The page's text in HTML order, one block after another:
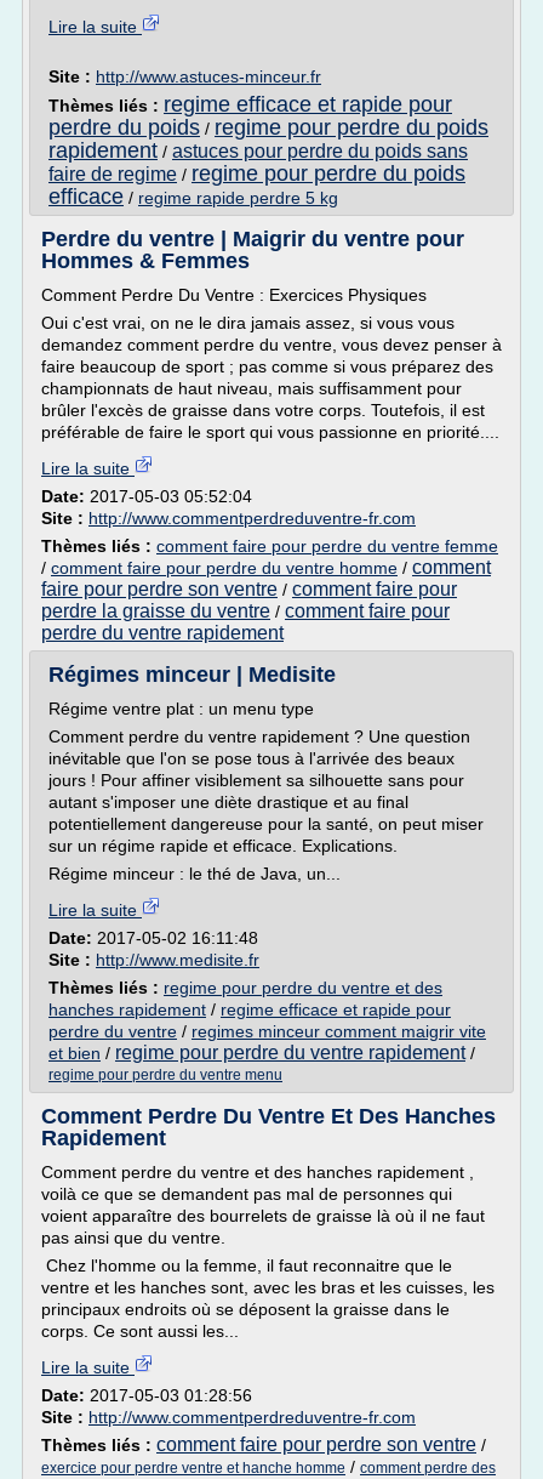
Lire la suite
Site : http://www.astuces-minceur.fr
Thèmes liés : regime efficace et rapide pour
perdre du poids / regime pour perdre du poids
rapidement / astuces pour perdre du poids sans
faire de regime / regime pour perdre du poids
efficace / regime rapide perdre 5 kg
Perdre du ventre | Maigrir du ventre pour
Hommes & Femmes
Comment Perdre Du Ventre : Exercices Physiques
Oui c'est vrai, on ne le dira jamais assez, si vous vous
demandez comment perdre du ventre, vous devez penser à
faire beaucoup de sport ; pas comme si vous préparez des
championnats de haut niveau, mais suffisamment pour
brûler l'excès de graisse dans votre corps. Toutefois, il est
préférable de faire le sport qui vous passionne en priorité....
Lire la suite
Date: 2017-05-03 05:52:04
Site : http://www.commentperdreduventre-fr.com
Thèmes liés : comment faire pour perdre du ventre femme
/ comment faire pour perdre du ventre homme / comment
faire pour perdre son ventre / comment faire pour
perdre la graisse du ventre / comment faire pour
perdre du ventre rapidement
Régimes minceur | Medisite
Régime ventre plat : un menu type
Comment perdre du ventre rapidement ? Une question
inévitable que l'on se pose tous à l'arrivée des beaux
jours ! Pour affiner visiblement sa silhouette sans pour
autant s'imposer une diète drastique et au final
potentiellement dangereuse pour la santé, on peut miser
sur un régime rapide et efficace. Explications.
Régime minceur : le thé de Java, un...
Lire la suite
Date: 2017-05-02 16:11:48
Site : http://www.medisite.fr
Thèmes liés : regime pour perdre du ventre et des
hanches rapidement / regime efficace et rapide pour
perdre du ventre / regimes minceur comment maigrir vite
et bien / regime pour perdre du ventre rapidement/
regime pour perdre du ventre menu
Comment Perdre Du Ventre Et Des Hanches
Rapidement
Comment perdre du ventre et des hanches rapidement ,
voilà ce que se demandent pas mal de personnes qui
voient apparaître des bourrelets de graisse là où il ne faut
pas ainsi que du ventre.
Chez l'homme ou la femme, il faut reconnaitre que le
ventre et les hanches sont, avec les bras et les cuisses, les
principaux endroits où se déposent la graisse dans le
corps. Ce sont aussi les...
Lire la suite
Date: 2017-05-03 01:28:56
Site : http://www.commentperdreduventre-fr.com
Thèmes liés : comment faire pour perdre son ventre /
exercice pour perdre ventre et hanche homme / comment perdre des